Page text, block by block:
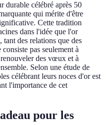
durable célébré après 50
qui mérite d'être
Cette tradition
dans l'idée que l'or
tant des relations que des
pas seulement à
des vœux et à
Selon une étude de
célébrant leurs noces d'or est
l'importance de cet
pour les